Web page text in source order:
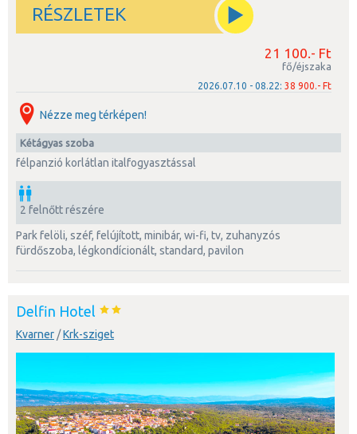
RÉSZLETEK
21 100.- Ft
fő/éjszaka
2026.07.10 - 08.22: 38 900.- Ft
Nézze meg térképen!
kétágyas szoba
félpanzió korlátlan italfogyasztással
2 felnőtt részére
park felöli, széf, felújított, minibár, wi-fi, tv, zuhanyzós
fürdőszoba, légkondícionált, standard, pavilon
Delfin Hotel
Kvarner/Krk-sziget